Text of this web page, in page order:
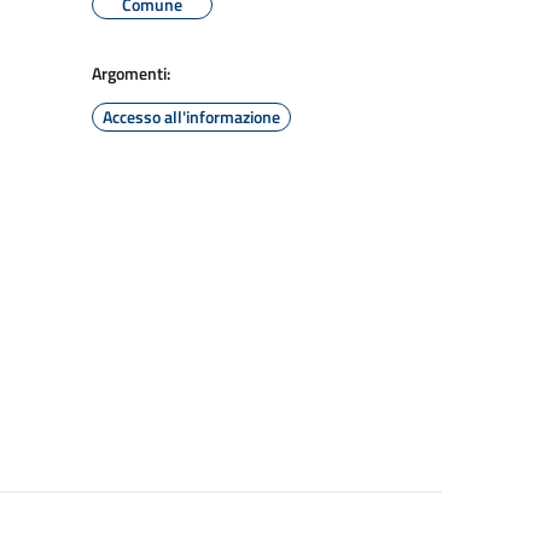
Argomenti:
Accesso all'informazione